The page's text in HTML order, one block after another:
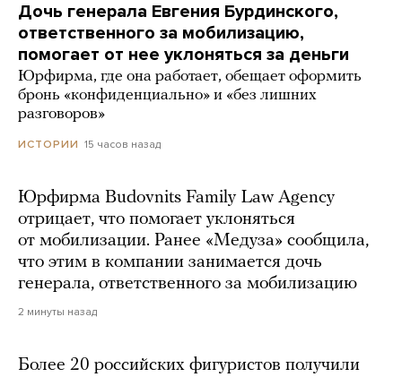
Дочь генерала Евгения Бурдинского,
ответственного за мобилизацию,
помогает от нее уклоняться за деньги
Юрфирма, где она работает, обещает оформить
бронь «конфиденциально» и «без лишних
разговоров»
ИСТОРИИ 15 часов назад
Юрфирма Budovnits Family Law Agency
отрицает, что помогает уклоняться
от мобилизации. Ранее «Медуза» сообщила,
что этим в компании занимается дочь
генерала, ответственного за мобилизацию
2 минуты назад
Более 20 российских фигуристов получили